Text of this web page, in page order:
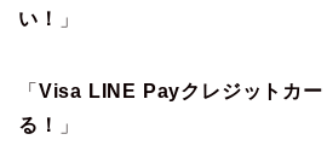
い！
」
「 Visa LINE Payクレジットカー
る！
」